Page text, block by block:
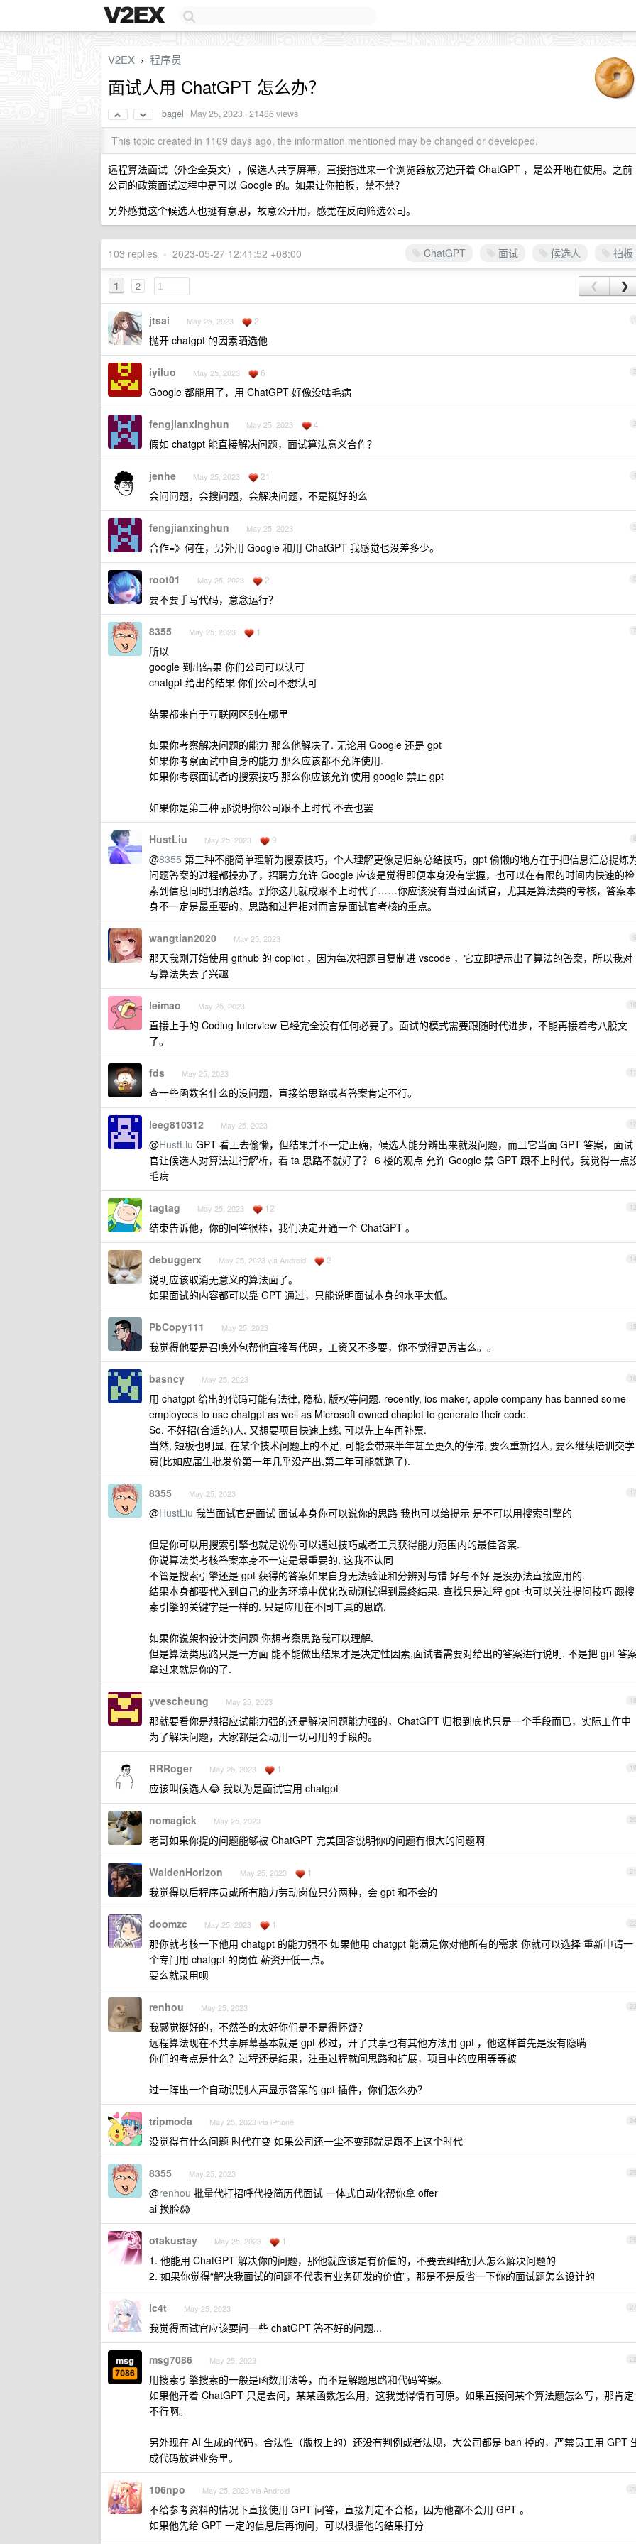
V2EX › 程序员
面试人用 ChatGPT 怎么办？
bagel · May 25, 2023 · 21486 views
This topic created in 1169 days ago, the information mentioned may be changed or developed.
远程算法面试（外企全英文），候选人共享屏幕，直接拖进来一个浏览器放旁边开着 ChatGPT ，是公开地在使用。之前
公司的政策面试过程中是可以 Google 的。如果让你拍板，禁不禁？
另外感觉这个候选人也挺有意思，故意公开用，感觉在反向筛选公司。
ChatGPT 面试 候选人 拍板
103 replies • 2023-05-27 12:41:52 +08:00
1 2 ❮ ❯
1
jtsai May 25, 2023 2
抛开 chatgpt 的因素晒选他
2
iyiluo May 25, 2023 6
Google 都能用了，用 ChatGPT 好像没啥毛病
3
fengjianxinghun May 25, 2023 4
假如 chatgpt 能直接解决问题，面试算法意义合作？
4
jenhe May 25, 2023 21
会问问题，会搜问题，会解决问题，不是挺好的么
5
fengjianxinghun May 25, 2023
合作=》何在，另外用 Google 和用 ChatGPT 我感觉也没差多少。
6
root01 May 25, 2023 2
要不要手写代码，意念运行？
7
8355 May 25, 2023 1
所以
google 到出结果 你们公司可以认可
chatgpt 给出的结果 你们公司不想认可
结果都来自于互联网区别在哪里
如果你考察解决问题的能力 那么他解决了. 无论用 Google 还是 gpt
如果你考察面试中自身的能力 那么应该都不允许使用.
如果你考察面试者的搜索技巧 那么你应该允许使用 google 禁止 gpt
如果你是第三种 那说明你公司跟不上时代 不去也罢
8
HustLiu May 25, 2023 9
@8355 第三种不能简单理解为搜索技巧，个人理解更像是归纳总结技巧，gpt 偷懒的地方在于把信息汇总提炼
问题答案的过程都操办了，招聘方允许 Google 应该是觉得即便本身没有掌握，也可以在有限的时间内快速的检
索到信息同时归纳总结。到你这儿就成跟不上时代了……你应该没有当过面试官，尤其是算法类的考核，答案本
身不一定是最重要的，思路和过程相对而言是面试官考核的重点。
9
wangtian2020 May 25, 2023
那天我刚开始使用 github 的 copliot ，因为每次把题目复制进 vscode ，它立即提示出了算法的答案，所以我对
写算法失去了兴趣
10
leimao May 25, 2023
直接上手的 Coding Interview 已经完全没有任何必要了。面试的模式需要跟随时代进步，不能再接着考八股文
了。
11
fds May 25, 2023
查一些函数名什么的没问题，直接给思路或者答案肯定不行。
12
leeg810312 May 25, 2023
@HustLiu GPT 看上去偷懒，但结果并不一定正确，候选人能分辨出来就没问题，而且它当面 GPT 答案，面试
官让候选人对算法进行解析，看 ta 思路不就好了？ 6 楼的观点 允许 Google 禁 GPT 跟不上时代，我觉得一点
毛病
13
tagtag May 25, 2023 12
结束告诉他，你的回答很棒，我们决定开通一个 ChatGPT 。
14
debuggerx May 25, 2023 via Android 2
说明应该取消无意义的算法面了。
如果面试的内容都可以靠 GPT 通过，只能说明面试本身的水平太低。
15
PbCopy111 May 25, 2023
我觉得他要是召唤外包帮他直接写代码，工资又不多要，你不觉得更厉害么。。
16
basncy May 25, 2023
用 chatgpt 给出的代码可能有法律, 隐私, 版权等问题. recently, ios maker, apple company has banned some
employees to use chatgpt as well as Microsoft owned chaplot to generate their code.
So, 不好招(合适的)人, 又想要项目快速上线, 可以先上车再补票.
当然, 短板也明显, 在某个技术问题上的不足, 可能会带来半年甚至更久的停滞, 要么重新招人, 要么继续培训交学
费(比如应届生批发价第一年几乎没产出,第二年可能就跑了).
17
8355 May 25, 2023
@HustLiu 我当面试官是面试 面试本身你可以说你的思路 我也可以给提示 是不可以用搜索引擎的
但是你可以用搜索引擎也就是说你可以通过技巧或者工具获得能力范围内的最佳答案.
你说算法类考核答案本身不一定是最重要的. 这我不认同
不管是搜索引擎还是 gpt 获得的答案如果自身无法验证和分辨对与错 好与不好 是没办法直接应用的.
结果本身都要代入到自己的业务环境中优化改动测试得到最终结果. 查找只是过程 gpt 也可以关注提问技巧 跟搜
索引擎的关键字是一样的. 只是应用在不同工具的思路.
如果你说架构设计类问题 你想考察思路我可以理解.
但是算法类思路只是一方面 能不能做出结果才是决定性因素,面试者需要对给出的答案进行说明. 不是把 gpt 答
拿过来就是你的了.
18
yvescheung May 25, 2023
那就要看你是想招应试能力强的还是解决问题能力强的，ChatGPT 归根到底也只是一个手段而已，实际工作中
为了解决问题，大家都是会动用一切可用的手段的。
19
RRRoger May 25, 2023 1
应该叫候选人😂 我以为是面试官用 chatgpt
20
nomagick May 25, 2023
老哥如果你提的问题能够被 ChatGPT 完美回答说明你的问题有很大的问题啊
21
WaldenHorizon May 25, 2023 1
我觉得以后程序员或所有脑力劳动岗位只分两种，会 gpt 和不会的
22
doomzc May 25, 2023 1
那你就考核一下他用 chatgpt 的能力强不 如果他用 chatgpt 能满足你对他所有的需求 你就可以选择 重新申请一
个专门用 chatgpt 的岗位 薪资开低一点。
要么就录用呗
23
renhou May 25, 2023
我感觉挺好的，不然答的太好你们是不是得怀疑？
远程算法现在不共享屏幕基本就是 gpt 秒过，开了共享也有其他方法用 gpt ，他这样首先是没有隐瞒
你们的考点是什么？过程还是结果，注重过程就问思路和扩展，项目中的应用等等被
过一阵出一个自动识别人声显示答案的 gpt 插件，你们怎么办？
24
tripmoda May 25, 2023 via iPhone
没觉得有什么问题 时代在变 如果公司还一尘不变那就是跟不上这个时代
25
8355 May 25, 2023
@renhou 批量代打招呼代投简历代面试 一体式自动化帮你拿 offer
ai 换脸😱
26
otakustay May 25, 2023 1
1. 他能用 ChatGPT 解决你的问题，那他就应该是有价值的，不要去纠结别人怎么解决问题的
2. 如果你觉得“解决我面试的问题不代表有业务研发的价值”，那是不是反省一下你的面试题怎么设计的
27
lc4t May 25, 2023
我觉得面试官应该要问一些 chatGPT 答不好的问题...
28
msg7086 May 25, 2023
用搜索引擎搜索的一般是函数用法等，而不是解题思路和代码答案。
如果他开着 ChatGPT 只是去问，某某函数怎么用，这我觉得情有可原。如果直接问某个算法题怎么写，那肯定
不行啊。
另外现在 AI 生成的代码，合法性（版权上的）还没有判例或者法规，大公司都是 ban 掉的，严禁员工用 GPT
成代码放进业务里。
29
106npo May 25, 2023 via Android
不给参考资料的情况下直接使用 GPT 问答，直接判定不合格，因为他都不会用 GPT 。
如果他先给 GPT 一定的信息后再询问，可以根据他的结果打分